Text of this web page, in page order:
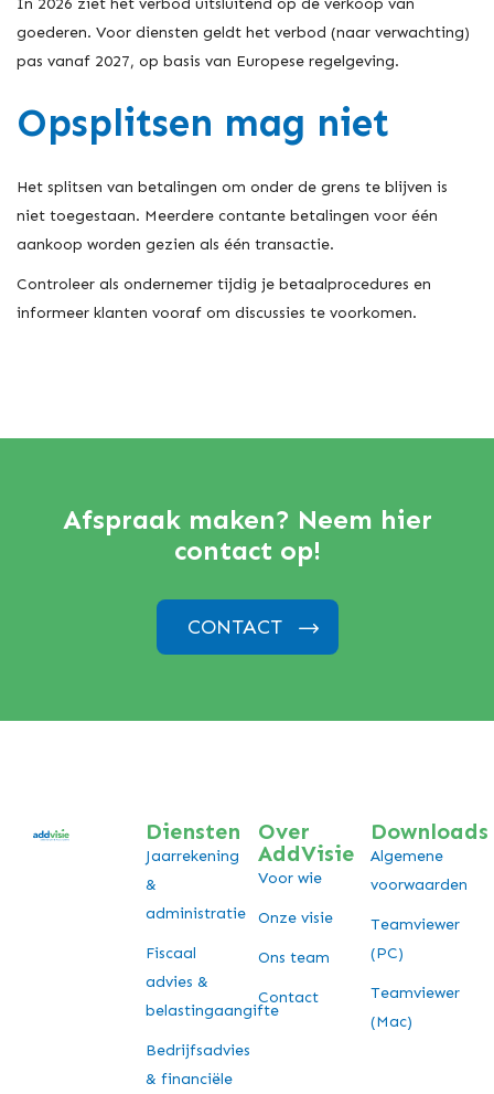
In 2026 ziet het verbod uitsluitend op de verkoop van
goederen. Voor diensten geldt het verbod (naar verwachting)
pas vanaf 2027, op basis van Europese regelgeving.
Opsplitsen mag niet
Het splitsen van betalingen om onder de grens te blijven is
niet toegestaan. Meerdere contante betalingen voor één
aankoop worden gezien als één transactie.
Controleer als ondernemer tijdig je betaalprocedures en
informeer klanten vooraf om discussies te voorkomen.
Afspraak maken? Neem hier
contact op!
CONTACT
Diensten
Jaarrekening
&
administratie
Fiscaal
advies &
belastingaangifte
Bedrijfsadvies
& financiële
Over
AddVisie
Voor wie
Onze visie
Ons team
Contact
Downloads
Algemene
voorwaarden
Teamviewer
(PC)
Teamviewer
(Mac)